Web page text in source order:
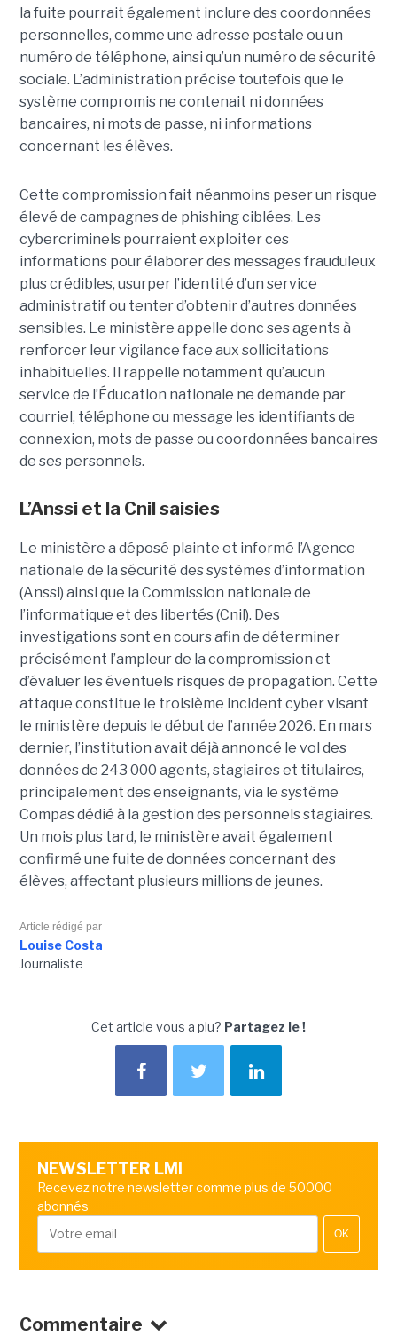
la fuite pourrait également inclure des coordonnées
personnelles, comme une adresse postale ou un
numéro de téléphone, ainsi qu’un numéro de sécurité
sociale. L’administration précise toutefois que le
système compromis ne contenait ni données
bancaires, ni mots de passe, ni informations
concernant les élèves.
Cette compromission fait néanmoins peser un risque
élevé de campagnes de phishing ciblées. Les
cybercriminels pourraient exploiter ces
informations pour élaborer des messages frauduleux
plus crédibles, usurper l’identité d’un service
administratif ou tenter d’obtenir d’autres données
sensibles. Le ministère appelle donc ses agents à
renforcer leur vigilance face aux sollicitations
inhabituelles. Il rappelle notamment qu’aucun
service de l’Éducation nationale ne demande par
courriel, téléphone ou message les identifiants de
connexion, mots de passe ou coordonnées bancaires
de ses personnels.
L’Anssi et la Cnil saisies
Le ministère a déposé plainte et informé l’Agence
nationale de la sécurité des systèmes d’information
(Anssi) ainsi que la Commission nationale de
l’informatique et des libertés (Cnil). Des
investigations sont en cours afin de déterminer
précisément l’ampleur de la compromission et
d’évaluer les éventuels risques de propagation. Cette
attaque constitue le troisième incident cyber visant
le ministère depuis le début de l’année 2026. En mars
dernier, l’institution avait déjà annoncé le vol des
données de 243 000 agents, stagiaires et titulaires,
principalement des enseignants, via le système
Compas dédié à la gestion des personnels stagiaires.
Un mois plus tard, le ministère avait également
confirmé une fuite de données concernant des
élèves, affectant plusieurs millions de jeunes.
Article rédigé par
Louise Costa
Journaliste
Cet article vous a plu? Partagez le !
NEWSLETTER LMI
Recevez notre newsletter comme plus de 50000
abonnés
OK
Commentaire